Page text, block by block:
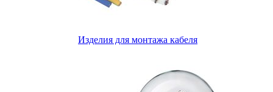
Изделия для монтажа кабеля